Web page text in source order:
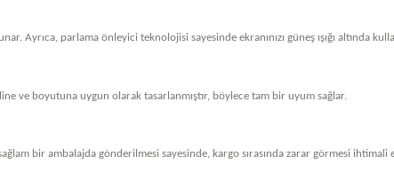
Ayrıca, parlama önleyici teknolojisi sayesinde ekranınızı güneş ışığı altında
ve boyutuna uygun olarak tasarlanmıştır, böylece tam bir uyum sağlar.
bir ambalajda gönderilmesi sayesinde, kargo sırasında zarar görmesi ihtimali